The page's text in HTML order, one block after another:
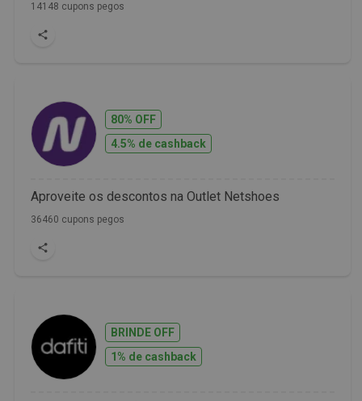
14148 cupons pegos
80% OFF
4.5% de cashback
Aproveite os descontos na Outlet Netshoes
36460 cupons pegos
BRINDE OFF
1% de cashback